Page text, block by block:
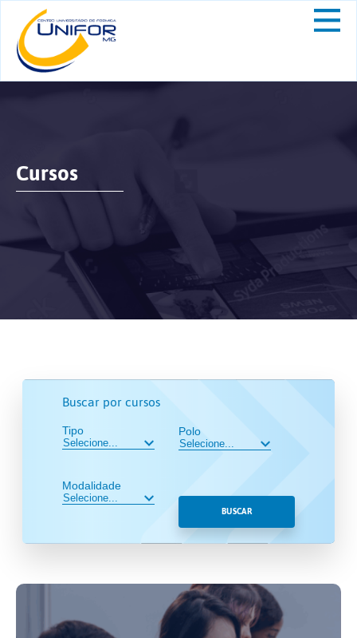
Cursos
Buscar por cursos
Tipo
Modalidade
Polo
BUSCAR